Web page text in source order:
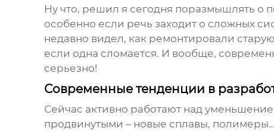
Ну что, решил я сегодня поразмышлять о
особенно если речь заходит о сложных
недавно видел, как ремонтировали
если одна сломается. И вообще,
серьезно!
Современные тенденции в
Сейчас активно работают над
продвинутыми – новые сплавы,